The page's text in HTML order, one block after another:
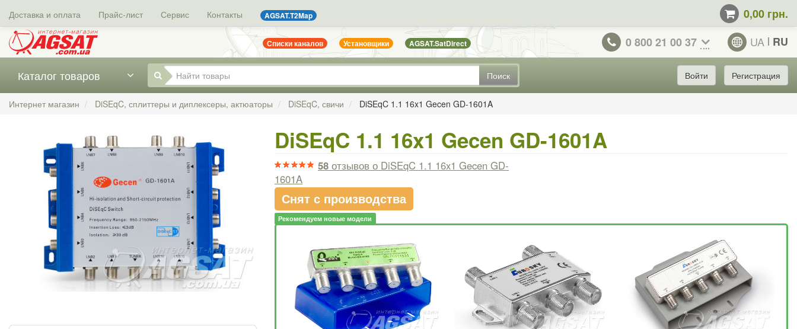
Доставка и оплата Прайс-лист Сервис Контакты AGSAT.T2Map 0,00 грн.
Списки каналов Установщики AGSAT.SatDirect 0 800 21 00 37 UA RU
Поиск
Каталог товаров Войти Регистрация
Интернет магазин DiSEqC, сплиттеры и диплексеры, актюаторы DiSEqC, свичи DiSEqC 1.1 16x1 Gecen GD-1601A
DiSEqC 1.1 16x1 Gecen GD-1601A
58 отзывово DiSEqC 1.1 16x1 Gecen GD-
1601A
Снят с производства
Рекомендуем новые модели